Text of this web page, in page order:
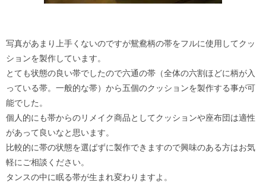
写真があまり上手くないのですが鴛鴦柄の帯をフルに使用してクッ
ションを製作しています。
とても状態の良い帯でしたので六通の帯（全体の六割ほどに柄が入
っている帯。一般的な帯）から五個のクッションを製作する事が可
能でした。
個人的にも帯からのリメイク商品としてクッションや座布団は適性
があって良いなと思います。
比較的に帯の状態を選ばずに製作できますので興味のある方はお気
軽にご相談ください。
タンスの中に眠る帯が生まれ変わりますよ。